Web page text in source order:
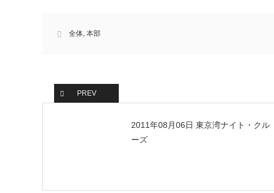
全体, 本部
PREV
2011年08月06日 東京湾ナイト・クル
ーズ